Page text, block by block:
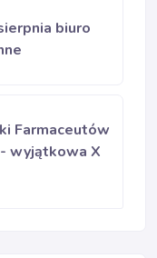
biuro
Farmaceutów
wyjątkowa X